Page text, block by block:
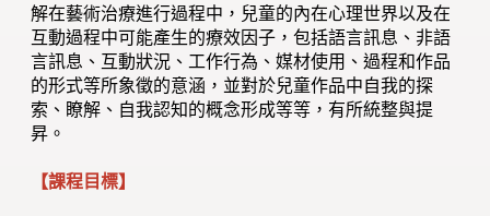
解在藝術治療進行過程中，兒童的內在心理世界以及在
互動過程中可能產生的療效因子，包括語言訊息、非語
言訊息、互動狀況、工作行為、媒材使用、過程和作品
的形式等所象徵的意涵，並對於兒童作品中自我的探
索、瞭解、自我認知的概念形成等等，有所統整與提
昇。
【課程目標】